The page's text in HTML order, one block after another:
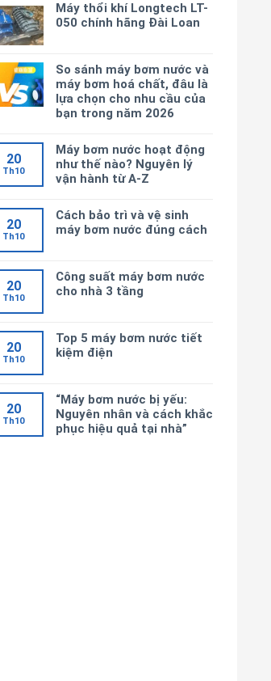
Máy thổi khí Longtech LT-
050 chính hãng Đài Loan
So sánh máy bơm nước và
máy bơm hoá chất, đâu là
lựa chọn cho nhu cầu của
bạn trong năm 2026
20
Th10
Máy bơm nước hoạt động
như thế nào? Nguyên lý
vận hành từ A-Z
20
Th10
Cách bảo trì và vệ sinh
máy bơm nước đúng cách
20
Th10
Công suất máy bơm nước
cho nhà 3 tầng
20
Th10
Top 5 máy bơm nước tiết
kiệm điện
20
Th10
“Máy bơm nước bị yếu:
Nguyên nhân và cách khắc
phục hiệu quả tại nhà”